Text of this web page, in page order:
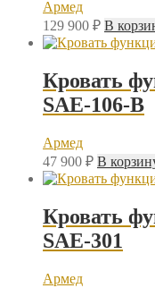
Армед
129 900 ₽ В
Кровать
SAE-106-B
Армед
47 900 ₽ В
Кровать
SAE-301
Армед